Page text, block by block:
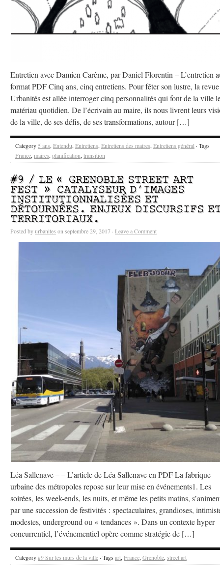
Entretien avec Damien Carême, par Daniel Florentin – L’entretien
format PDF Cinq ans, cinq entretiens. Pour fêter son lustre, la revue
Urbanités est allée interroger cinq personnalités qui font de la ville
matériau quotidien. De l’écrivain au maire, ils nous livrent leurs
de la ville, de ses défis, de ses transformations, autour […]
Category 5 ans, Entendu, Entretiens, Entretiens des maires, Entretiens général · Tags
France, maires, planification, transition
#9 / LE « GRENOBLE STREET ART
FEST » CATALYSEUR D’IMAGES
INSTITUTIONNALISÉES ET
DÉTOURNÉES. ENJEUX DISCURSIFS
TERRITORIAUX.
Posted byurbanites on septembre 29, 2017 · Leave a Comment
Léa Sallenave – – L’article de Léa Sallenave en PDF La fabrique
urbaine des métropoles repose sur leur mise en événements1. Les
soirées, les week-ends, les nuits, et même les petits matins,
par une succession de festivités : spectaculaires, grandioses,
modestes, underground ou « tendances ». Dans un contexte hyper
concurrentiel, l’événementiel opère comme stratégie de […]
Category#9 Sur les murs de la ville · Tags art, France, Grenoble, street art